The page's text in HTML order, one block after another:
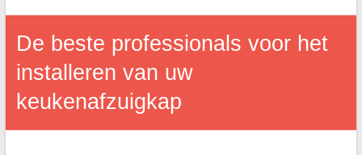
De beste professionals voor het
installeren van uw
keukenafzuigkap